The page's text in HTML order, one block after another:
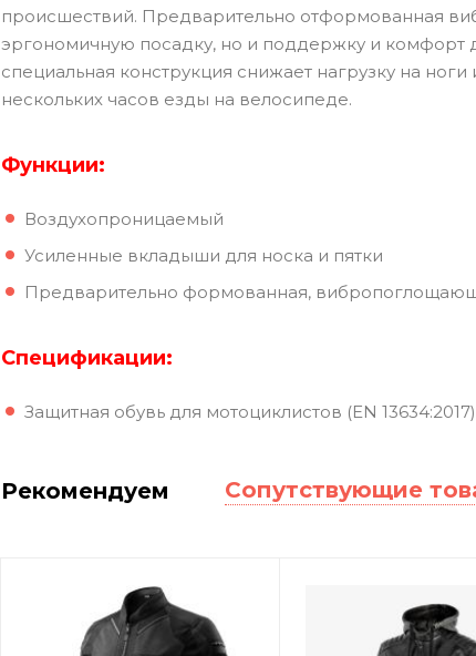
происшествий. Предварительно отформованная
эргономичную посадку, но и поддержку и комфорт
специальная конструкция снижает нагрузку на
нескольких часов езды на велосипеде.
Функции:
Воздухопроницаемый
Усиленные вкладыши для носка и пятки
Предварительно формованная,
Спецификации:
Защитная обувь для мотоциклистов (EN 13634:2017)
Рекомендуем Сопутствующие